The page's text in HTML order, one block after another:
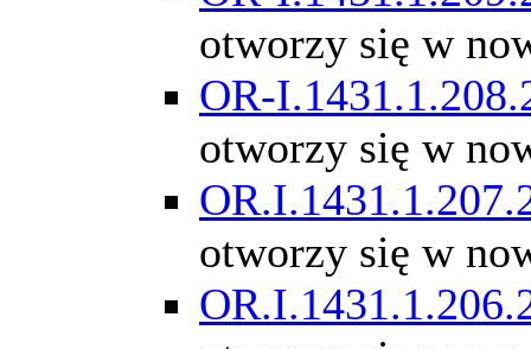
otworzy się w
OR-
otworzy się w
otworzy się w